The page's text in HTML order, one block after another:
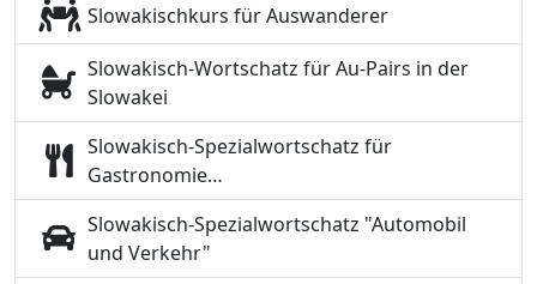
Slowakischkurs für Auswanderer
Slowakisch-Wortschatz für Au-Pairs in der
Slowakei
Slowakisch-Spezialwortschatz für
Gastronomie…
Slowakisch-Spezialwortschatz "Automobil
und Verkehr"